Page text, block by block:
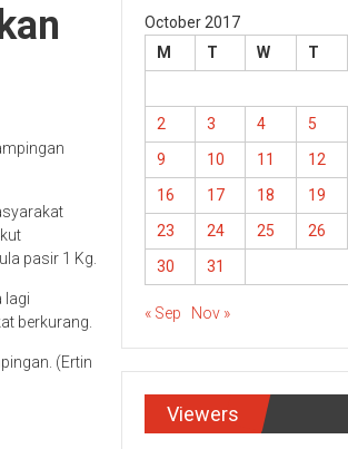
pasir 1 Kg.
lagi
berkurang.
(Ertin
October 2017
M
T W T
2
3 4 5
9
10 11 12
16
17 18 19
23
24 25 26
30
31
« Sep Nov »
Viewers